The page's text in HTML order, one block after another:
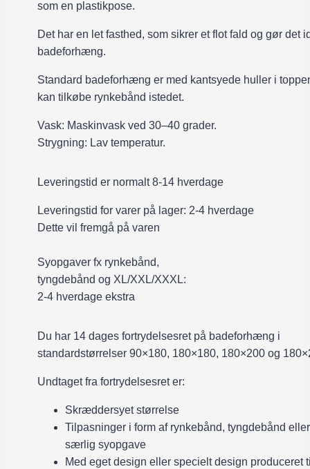
som en plastikpose.
Det har en let fasthed, som sikrer et flot fald og gør det
badeforhæng.
Standard badeforhæng er med kantsyede huller i
kan tilkøbe rynkebånd istedet.
Vask: Maskinvask ved 30–40 grader.
Strygning: Lav temperatur.
Leveringstid er normalt 8-14 hverdage
Leveringstid for varer på lager: 2-4 hverdage
Dette vil fremgå på varen
Syopgaver fx rynkebånd,
tyngdebånd og XL/XXL/XXXL:
2-4 hverdage ekstra
Du har 14 dages fortrydelsesret på badeforhæng i
standardstørrelser 90×180, 180×180, 180×200 og
Undtaget fra fortrydelsesret er:
Skræddersyet størrelse
Tilpasninger i form af rynkebånd, tyngdebånd eller
særlig syopgave
Med eget design eller specielt design produceret